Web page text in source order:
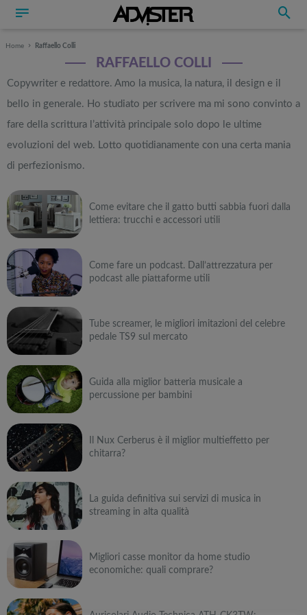
Home Raffaello Colli
RAFFAELLO COLLI
Copywriter e redattore. Amo la musica, la natura, il design e il
bello in generale. Ho studiato per scrivere ma mi sono convinto a
fare della scrittura l’attività principale solo dopo le ultime
evoluzioni del web. Lotto quotidianamente con una certa mania
di perfezionismo.
Come evitare che il gatto butti sabbia fuori dalla
lettiera: trucchi e accessori utili
Come fare un podcast. Dall’attrezzatura per
podcast alle piattaforme utili
Tube screamer, le migliori imitazioni del celebre
pedale TS9 sul mercato
Guida alla miglior batteria musicale a
percussione per bambini
Il Nux Cerberus è il miglior multieffetto per
chitarra?
La guida definitiva sui servizi di musica in
streaming in alta qualità
Migliori casse monitor da home studio
economiche: quali comprare?